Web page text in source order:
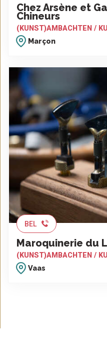
Chez Arsène et
Chineurs
(KUNST)AMBACHTEN /
Marçon
BEL
Maroquinerie du
(KUNST)AMBACHTEN /
Vaas